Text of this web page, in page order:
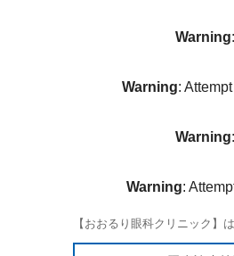
Warning
Warning:
Warning
Warning:
【おおるり眼科クリニック】